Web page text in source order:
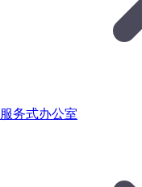
服务式办公室